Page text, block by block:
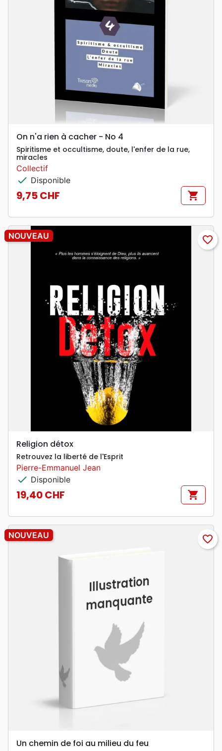
On n'a rien à cacher - No 4
Spiritisme et occultisme, doute, l'enfer de la rue,
miracles
Collectif
check Disponible
Prix
9,75 CHF shopping_cart
NOUVEAU favorite_border
Religion détox
Retrouvez la liberté de l'Esprit
Pierre-Emmanuel Jean
check Disponible
Prix
19,40 CHF shopping_cart
NOUVEAU favorite_border
Un chemin de foi au milieu du feu